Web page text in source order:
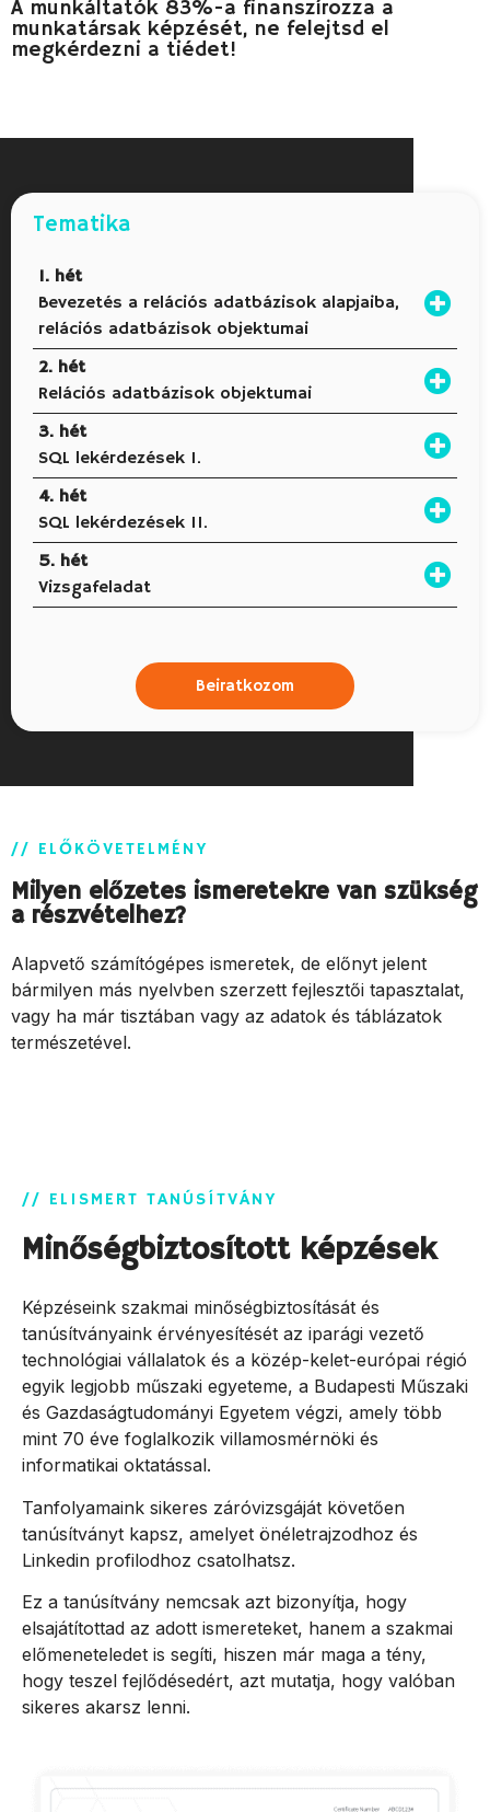
A munkáltatók 83%-a finanszírozza a
munkatársak képzését, ne felejtsd el
megkérdezni a tiédet!
Tematika
1. hét
Bevezetés a relációs adatbázisok alapjaiba,
relációs adatbázisok objektumai
2. hét
Relációs adatbázisok objektumai
3. hét
SQL lekérdezések I.
4. hét
SQL lekérdezések II.
5. hét
Vizsgafeladat
Beiratkozom
// ELŐKÖVETELMÉNY
Milyen előzetes ismeretekre van szükség
a részvételhez?
Alapvető számítógépes ismeretek, de előnyt jelent
bármilyen más nyelvben szerzett fejlesztői tapasztalat,
vagy ha már tisztában vagy az adatok és táblázatok
természetével.
// ELISMERT TANÚSÍTVÁNY
Minőségbiztosított képzések
Képzéseink szakmai minőségbiztosítását és
tanúsítványaink érvényesítését az iparági vezető
technológiai vállalatok és a közép-kelet-európai régió
egyik legjobb műszaki egyeteme, a Budapesti Műszaki
és Gazdaságtudományi Egyetem végzi, amely több
mint 70 éve foglalkozik villamosmérnöki és
informatikai oktatással.
Tanfolyamaink sikeres záróvizsgáját követően
tanúsítványt kapsz, amelyet önéletrajzodhoz és
Linkedin profilodhoz csatolhatsz.
Ez a tanúsítvány nemcsak azt bizonyítja, hogy
elsajátítottad az adott ismereteket, hanem a szakmai
előmeneteledet is segíti, hiszen már maga a tény,
hogy teszel fejlődésedért, azt mutatja, hogy valóban
sikeres akarsz lenni.